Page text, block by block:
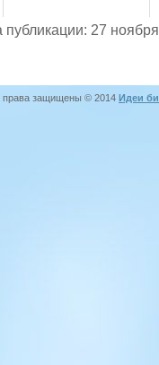
публикации: 27
права защищены © 2014 Идеи